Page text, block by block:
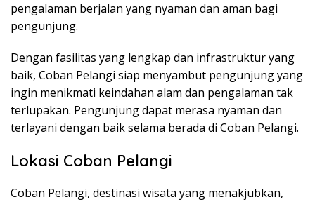
pengalaman berjalan yang nyaman dan aman bagi
pengunjung.
Dengan fasilitas yang lengkap dan infrastruktur yang
baik, Coban Pelangi siap menyambut pengunjung yang
ingin menikmati keindahan alam dan pengalaman tak
terlupakan. Pengunjung dapat merasa nyaman dan
terlayani dengan baik selama berada di Coban Pelangi.
Lokasi Coban Pelangi
Coban Pelangi, destinasi wisata yang menakjubkan,